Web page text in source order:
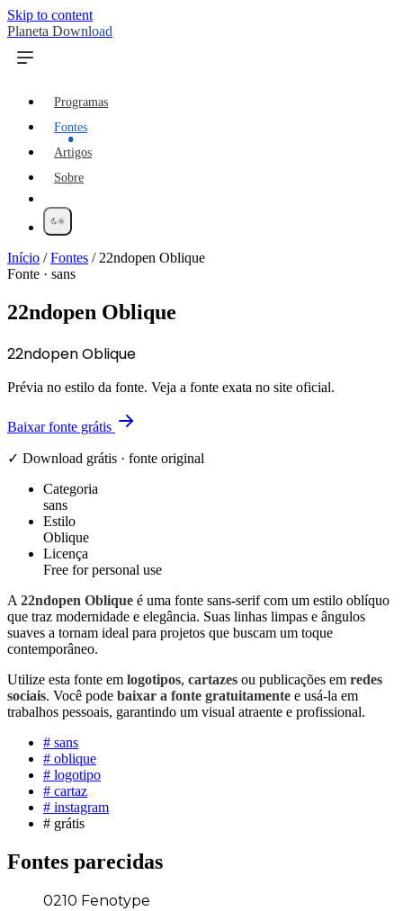
Skip to content
Planeta Download
Programas
Fontes
Artigos
Sobre
Início /Fontes / 22ndopen Oblique
Fonte · sans
22ndopen Oblique
22ndopen Oblique
Prévia no estilo da fonte. Veja a fonte exata no site oficial.
Baixar fonte grátis
✓ Download grátis · fonte original
Categoria
sans
Estilo
Oblique
Licença
Free for personal use
A 22ndopen Oblique é uma fonte sans-serif com um estilo oblíquo
que traz modernidade e elegância. Suas linhas limpas e ângulos
suaves a tornam ideal para projetos que buscam um toque
contemporâneo.
Utilize esta fonte em logotipos, cartazes ou publicações em redes
sociais. Você pode baixar a fonte gratuitamente e usá-la em
trabalhos pessoais, garantindo um visual atraente e profissional.
# sans
# oblique
# logotipo
# cartaz
# instagram
# grátis
Fontes parecidas
0210 Fenotype